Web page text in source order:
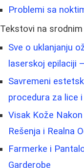
Problemi sa
Tekstovi na
Sve o uklanjanju
laserskoj epilaciji
Savremeni
procedura za lice
Visak Kože
Rešenja i Realna
Farmerke i
Garderobe